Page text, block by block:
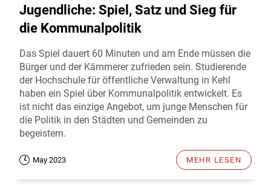
Jugendliche: Spiel, Satz und Sieg für
die Kommunalpolitik
Das Spiel dauert 60 Minuten und am Ende müssen die
Bürger und der Kämmerer zufrieden sein. Studierende
der Hochschule für öffentliche Verwaltung in Kehl
haben ein Spiel über Kommunalpolitik entwickelt. Es
ist nicht das einzige Angebot, um junge Menschen für
die Politik in den Städten und Gemeinden zu
begeistern.
May 2023 MEHR LESEN